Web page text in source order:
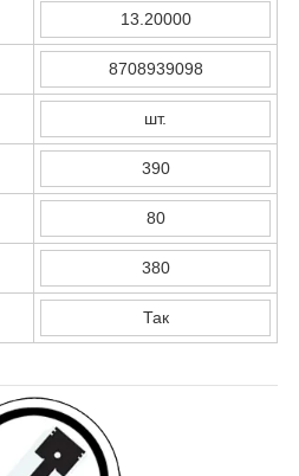
13.20000
8708939098
шт.
390
80
380
Так